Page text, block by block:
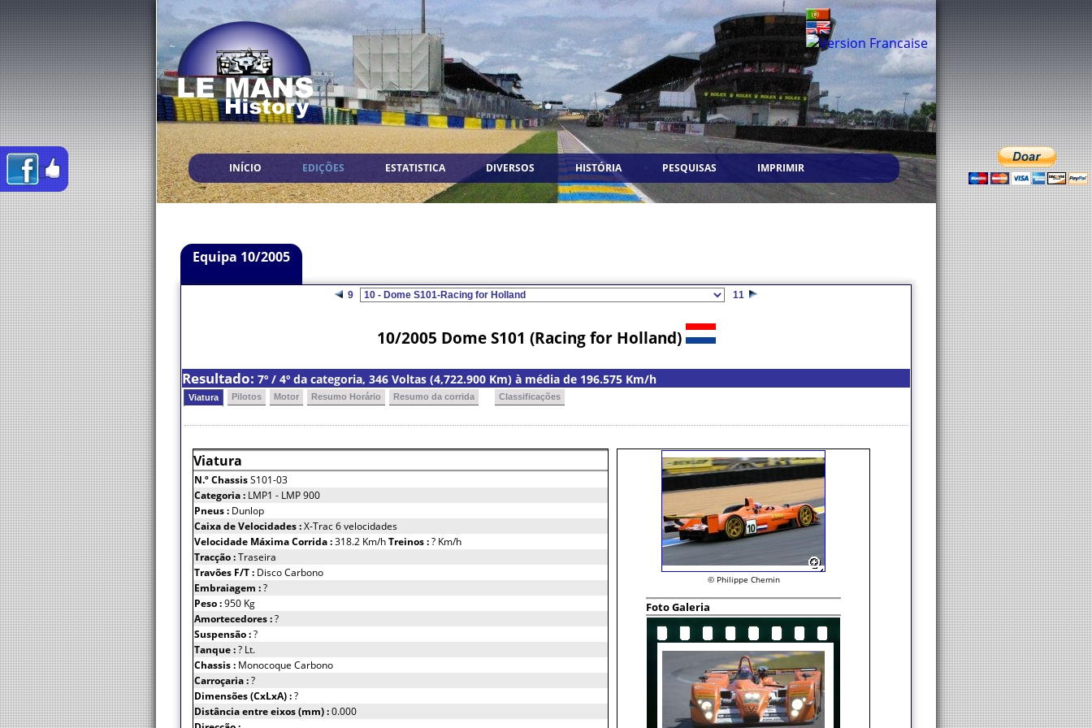
INÍCIO EDIÇÕES ESTATISTICA DIVERSOS HISTÓRIA PESQUISAS IMPRIMIR
Equipa 10/2005
9 11
10/2005 Dome S101 (Racing for Holland)
Resultado: 7º / 4º da categoria, 346 Voltas (4,722.900 Km) à média de 196.575 Km/h
Viatura Pilotos Motor Resumo Horário Resumo da corrida Classificações
Viatura
N.º ChassisS101-03
Categoria : LMP1 - LMP 900
Pneus : Dunlop
Caixa de Velocidades :X-Trac 6 velocidades
Velocidade Máxima Corrida :318.2 Km/hTreinos :? Km/h
Tracção :Traseira
Travões F/T : Disco Carbono
Embraiagem :?
Peso :950 Kg
Amortecedores :?
Suspensão :?
Tanque :? Lt.
Chassis : Monocoque Carbono
Carroçaria :?
Dimensões (CxLxA) :?
Distância entre eixos (mm) :0.000
© Philippe Chemin
Foto Galeria